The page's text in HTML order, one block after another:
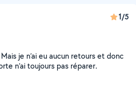
1/5
je n’ai eu aucun retours et donc
n’ai toujours pas réparer.